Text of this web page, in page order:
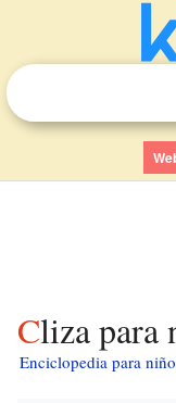
Cliza
Enciclopedia para